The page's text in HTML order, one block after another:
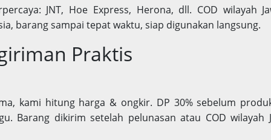
JNT, Hoe Express, Herona, dll. COD wilayah
barang sampai tepat waktu, siap digunakan langsung.
Praktis
kami hitung harga & ongkir. DP 30% sebelum
Barang dikirim setelah pelunasan atau COD wilayah